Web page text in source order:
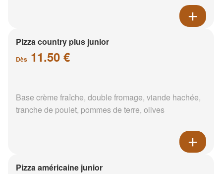
Pizza country plus junior
Dès 11.50 €
Base crème fraîche, double fromage, viande hachée,
tranche de poulet, pommes de terre, olives
Pizza américaine junior